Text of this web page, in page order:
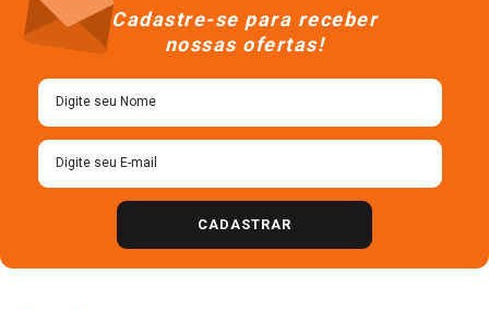
Cadastre-se para receber
nossas ofertas!
CADASTRAR